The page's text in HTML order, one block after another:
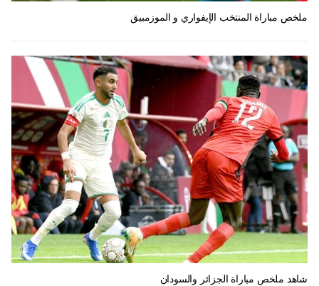
ملخص مباراة المنتخب الإيفواري و الموزمبيق
شاهد ملخص مباراة الجزائر والسودان